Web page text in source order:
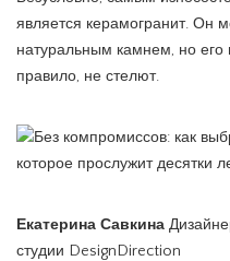
является керамогранит. Он
натуральным камнем, но его
правило, не стелют.
Екатерина Савкина
студии DesignDirection